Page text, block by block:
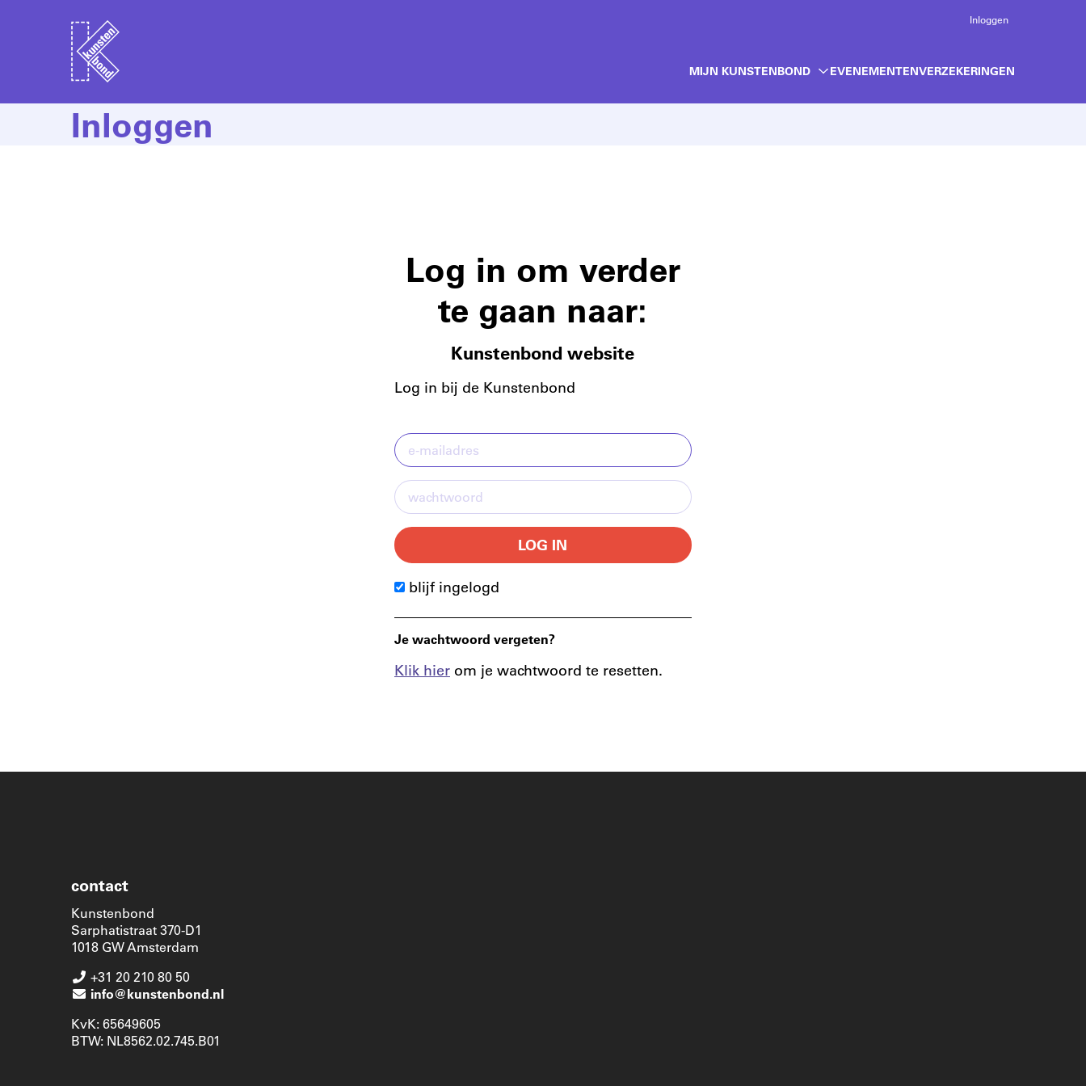
Inloggen
MIJN KUNSTENBOND EVENEMENTENVERZEKERINGEN
Inloggen
Log in om verder
te gaan naar:
Kunstenbond website
Log in bij de Kunstenbond
LOG IN
blijf ingelogd
Je wachtwoord vergeten?
Klik hier om je wachtwoord te resetten.
contact
Kunstenbond
Sarphatistraat 370-D1
1018 GW Amsterdam
+31 20 210 80 50
info@kunstenbond.nl
KvK: 65649605
BTW: NL8562.02.745.B01